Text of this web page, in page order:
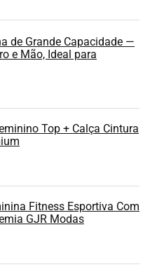
de Grande Capacidade —
e Mão, Ideal para
Top + Calça Cintura
Fitness Esportiva Com
GJR Modas